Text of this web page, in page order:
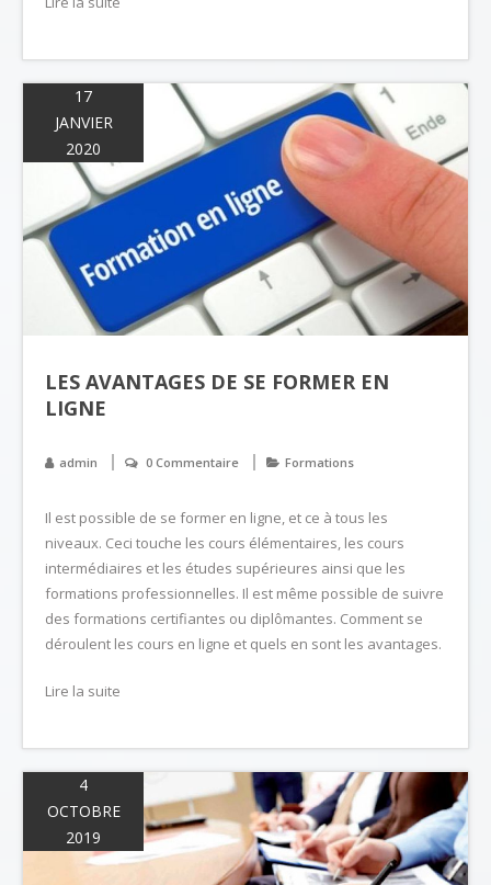
17
JANVIER
2020
LES AVANTAGES DE SE FORMER EN
LIGNE
admin 0 Commentaire Formations
Il est possible de se former en ligne, et ce à tous les
niveaux. Ceci touche les cours élémentaires, les cours
intermédiaires et les études supérieures ainsi que les
formations professionnelles. Il est même possible de suivre
des formations certifiantes ou diplômantes. Comment se
déroulent les cours en ligne et quels en sont les avantages.
Lire la suite
4
OCTOBRE
2019